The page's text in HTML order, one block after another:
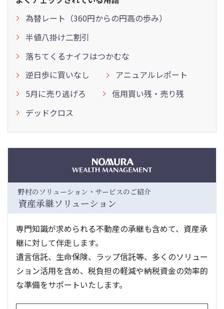
為替レート（360円からの円高の歩み）
半値八掛け二割引
落ちてくるナイフはつかむな
逆日歩に買いなし
アニュアルレポート
5月に売り逃げろ
信用買い残・売り残
デッドクロス
野村のソリューション・サービスのご紹介
資産承継ソリューション
専門知識が求められる不動産の承継も含めて、資産承
継に対して伴走します。
遺言信託、生命保険、ラップ信託等、多くのソリュー
ション活用を含め、税負担の軽減や納税資金の効率的
な準備をサポートいたします。